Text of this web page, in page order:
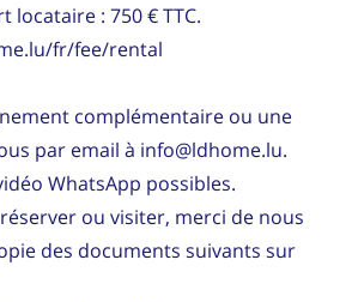
locataire : 750 € TTC.
fr/fee/rental
complémentaire ou une
par email à info@ldhome.lu.
WhatsApp possibles.
ou visiter, merci de nous
des documents suivants sur